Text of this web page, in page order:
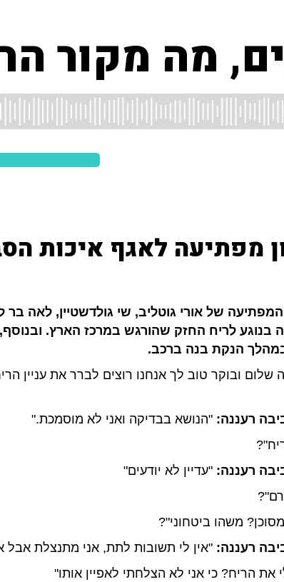
מה מקור
מפתיעה לאגף איכות
של אורי גוטליב, שי גולדשטיין, לאה בר
בנוגע לריח החזק שהורגש במרכז הארץ.
הנקת בנה ברכב.
שלום ובוקר טוב לך אנחנו רוצים לברר את עניין
רעננה: "הנושא בבדיקה ואני לא מוסמכת."
רעננה: "עדיין לא יודעים"
משהו ביטחוני"?
רעננה: "אין לי תשובות לתת, אני מתנצלת אבל
את הריח? כי אני לא הצלחתי לאפיין אותו"